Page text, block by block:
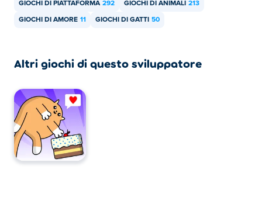
dispositivi mobili come telefoni e tablet.
GIOCHI DI PIATTAFORMA 292 GIOCHI DI ANIMALI 213
GIOCHI DI AMORE 11 GIOCHI DI GATTI 50
Altri giochi di questo sviluppatore